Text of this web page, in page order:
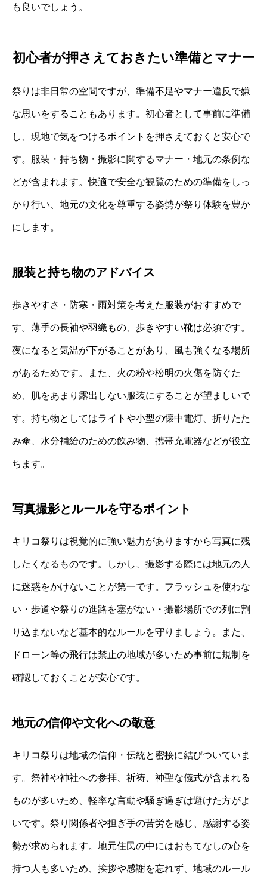
も良いでしょう。
初心者が押さえておきたい準備とマナー
祭りは非日常の空間ですが、準備不足やマナー違反で嫌
な思いをすることもあります。初心者として事前に準備
し、現地で気をつけるポイントを押さえておくと安心で
す。服装・持ち物・撮影に関するマナー・地元の条例な
どが含まれます。快適で安全な観覧のための準備をしっ
かり行い、地元の文化を尊重する姿勢が祭り体験を豊か
にします。
服装と持ち物のアドバイス
歩きやすさ・防寒・雨対策を考えた服装がおすすめで
す。薄手の長袖や羽織もの、歩きやすい靴は必須です。
夜になると気温が下がることがあり、風も強くなる場所
があるためです。また、火の粉や松明の火傷を防ぐた
め、肌をあまり露出しない服装にすることが望ましいで
す。持ち物としてはライトや小型の懐中電灯、折りたた
み傘、水分補給のための飲み物、携帯充電器などが役立
ちます。
写真撮影とルールを守るポイント
キリコ祭りは視覚的に強い魅力がありますから写真に残
したくなるものです。しかし、撮影する際には地元の人
に迷惑をかけないことが第一です。フラッシュを使わな
い・歩道や祭りの進路を塞がない・撮影場所での列に割
り込まないなど基本的なルールを守りましょう。また、
ドローン等の飛行は禁止の地域が多いため事前に規制を
確認しておくことが安心です。
地元の信仰や文化への敬意
キリコ祭りは地域の信仰・伝統と密接に結びついていま
す。祭神や神社への参拝、祈祷、神聖な儀式が含まれる
ものが多いため、軽率な言動や騒ぎ過ぎは避けた方がよ
いです。祭り関係者や担ぎ手の苦労を感じ、感謝する姿
勢が求められます。地元住民の中にはおもてなしの心を
持つ人も多いため、挨拶や感謝を忘れず、地域のルール